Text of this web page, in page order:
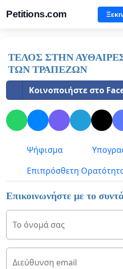
Petitions.com
ΤΕΛΟΣ ΣΤΗΝ
ΤΩΝ ΤΡΑΠΕΖΩΝ
Κοινοποιήστε στο
Ψήφισμα
Επιπρόσθετη
Επικοινωνήστε με το
Το όνομά σας
Διεύθυνση email